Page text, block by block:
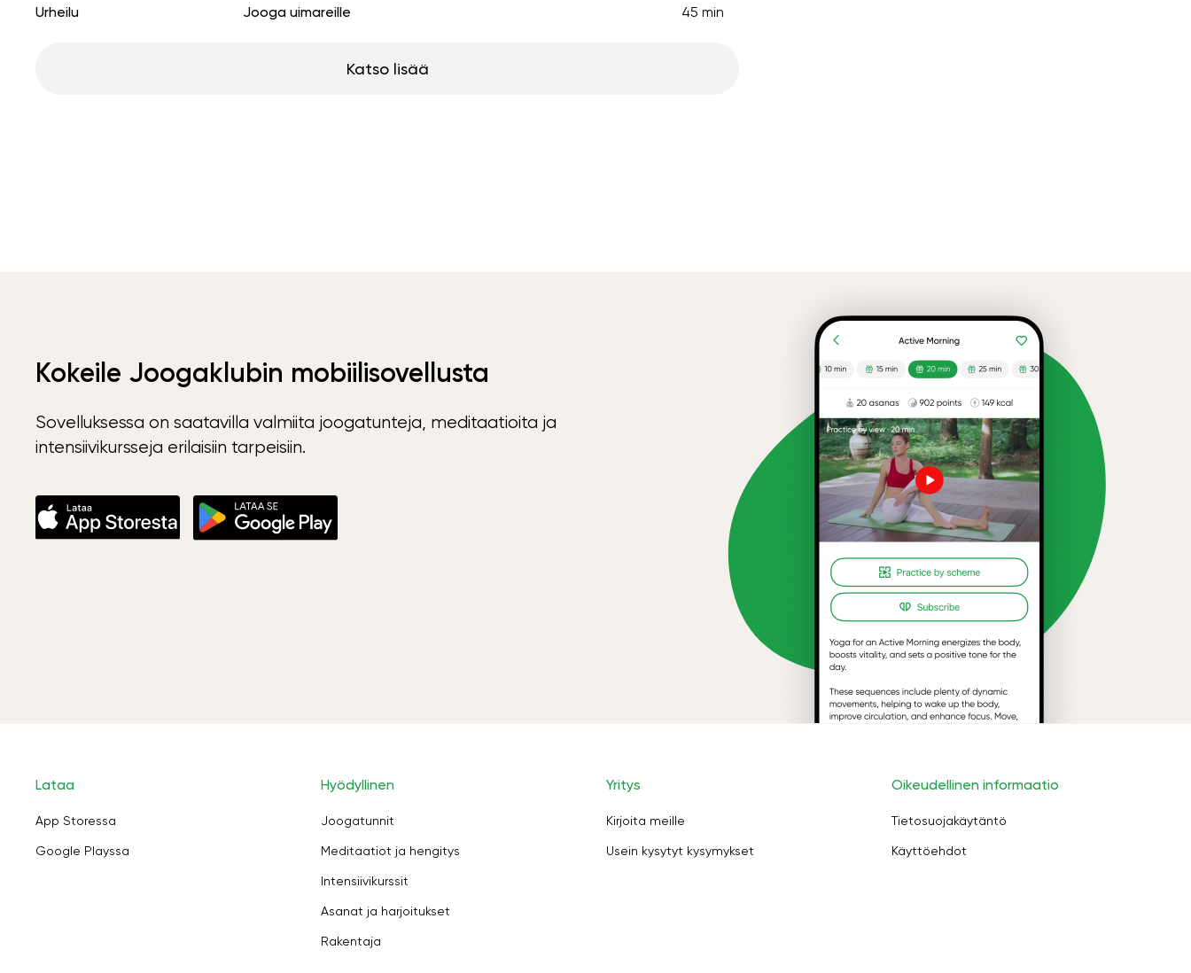
Urheilu Jooga uimareille 45 min
Katso lisää
Kokeile Joogaklubin mobiilisovellusta
Sovelluksessa on saatavilla valmiita joogatunteja, meditaatioita ja
intensiivikursseja erilaisiin tarpeisiin.
Lataa
App Storessa
Google Playssa
Hyödyllinen
Joogatunnit
Meditaatiot ja hengitys
Intensiivikurssit
Asanat ja harjoitukset
Rakentaja
Yritys
Kirjoita meille
Usein kysytyt kysymykset
Oikeudellinen informaatio
Tietosuojakäytäntö
Käyttöehdot